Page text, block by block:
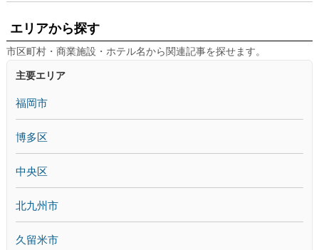
エリアから探す
市区町村・商業施設・ホテル名から関連記事を探せます。
主要エリア
福岡市
博多区
中央区
北九州市
久留米市